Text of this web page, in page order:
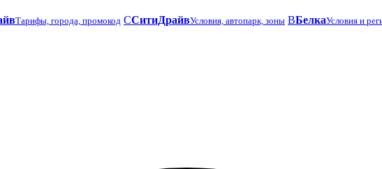
Тарифы, города, промокод ССитиДрайвУсловия, автопарк, зоны BБелкаУсловия и